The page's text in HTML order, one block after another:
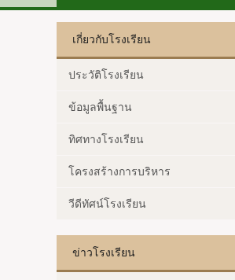
เกี่ยวกับโรงเรียน
ประวัติโรงเรียน
ข้อมูลพื้นฐาน
ทิศทางโรงเรียน
โครงสร้างการบริหาร
วีดีทัศน์โรงเรียน
ข่าวโรงเรียน